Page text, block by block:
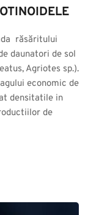
răsăritului
daunatori de sol
Agriotes sp.).
economic de
densitatile in
de